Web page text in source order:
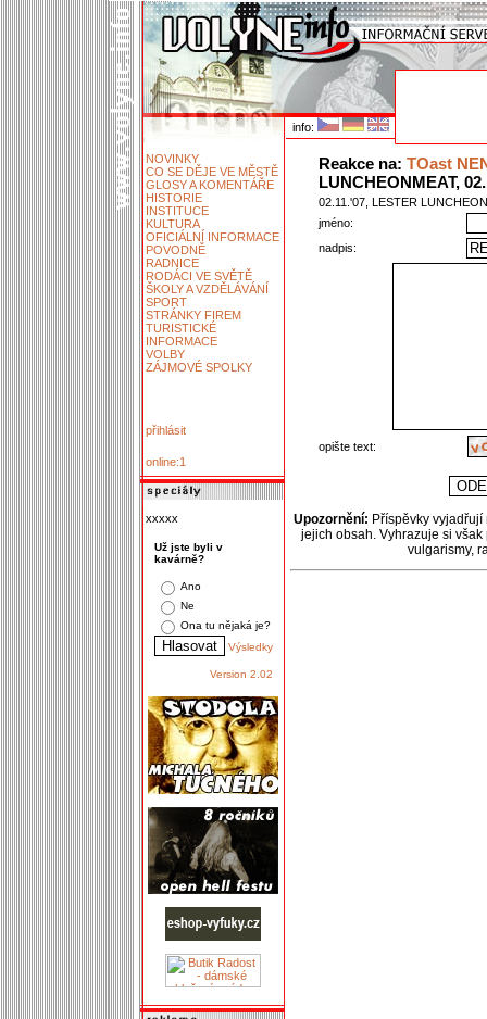
info:
NOVINKY
CO SE DĚJE VE MĚSTĚ
GLOSY A KOMENTÁŘE
HISTORIE
INSTITUCE
KULTURA
OFICIÁLNÍ INFORMACE
POVODNĚ
RADNICE
RODÁCI VE SVĚTĚ
ŠKOLY A VZDĚLÁVÁNÍ
SPORT
STRÁNKY FIREM
TURISTICKÉ
INFORMACE
VOLBY
ZÁJMOVÉ SPOLKY
přihlásit
online:1
xxxxx
Už jste byli v
kavárně?
Ano
Ne
Ona tu nějaká je?
Výsledky
Version 2.02
Reakce na: TOast
LUNCHEONMEAT,
02.11.'07, LESTER
jméno:
nadpis:
opište text:
Upozornění: Příspěvky
jejich obsah. Vyhrazuje si
vulgarismy,